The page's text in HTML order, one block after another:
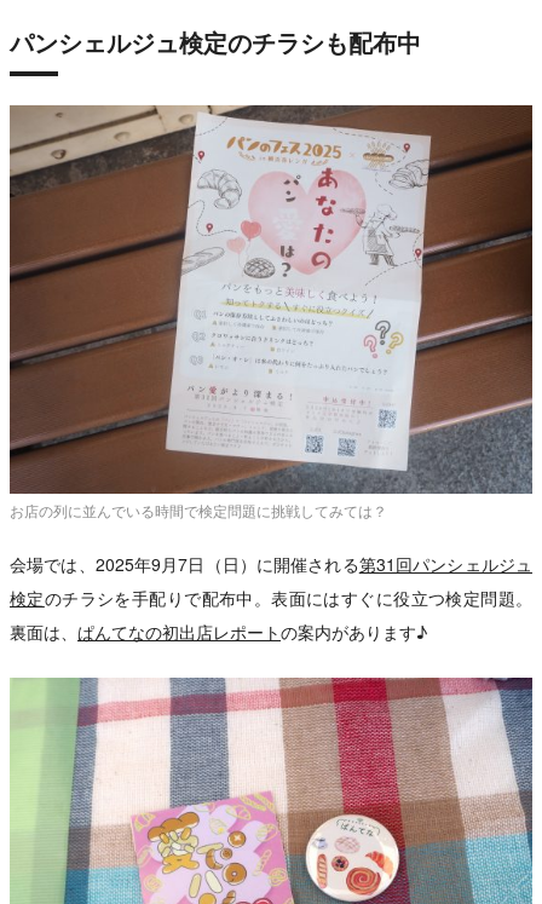
パンシェルジュ検定のチラシも配布中
お店の列に並んでいる時間で検定問題に挑戦してみては？
会場では、2025年9月7日（日）に開催される第31回パンシェルジュ
検定のチラシを手配りで配布中。表面にはすぐに役立つ検定問題。
裏面は、 ぱんてなの初出店レポートの案内があります♪